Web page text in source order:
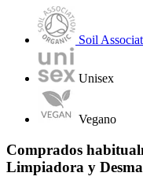
Soil
Unisex
Vegano
Comprados
Limpiadora y